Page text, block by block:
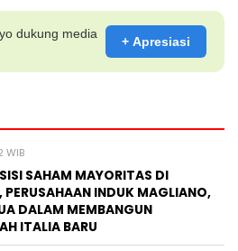
dukung media
+ Apresiasi
WIB
SAHAM MAYORITAS DI
PERUSAHAAN INDUK MAGLIANO,
DALAM MEMBANGUN
ITALIA BARU